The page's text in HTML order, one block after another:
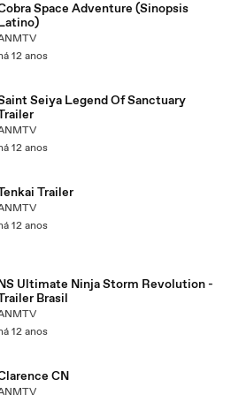
Space Adventure (Sinopsis
12 anos
Seiya Legend Of Sanctuary
12 anos
Trailer
12 anos
Ultimate Ninja Storm Revolution -
Brasil
12 anos
CN